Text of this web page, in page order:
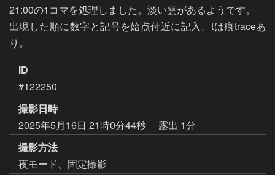
21:00の1コマを処理しました。淡い雲があるようです。
出現した順に数字と記号を始点付近に記入。tは痕traceあ
り。
ID
#122250
撮影日時
2025年5月16日 21時0分44秒
露出 1分
撮影方法
夜モード、固定撮影